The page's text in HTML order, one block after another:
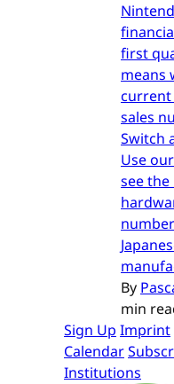
first
means
sales
Switch
Use
see
By
min
Sign Up Imprint
Calendar
Institutions